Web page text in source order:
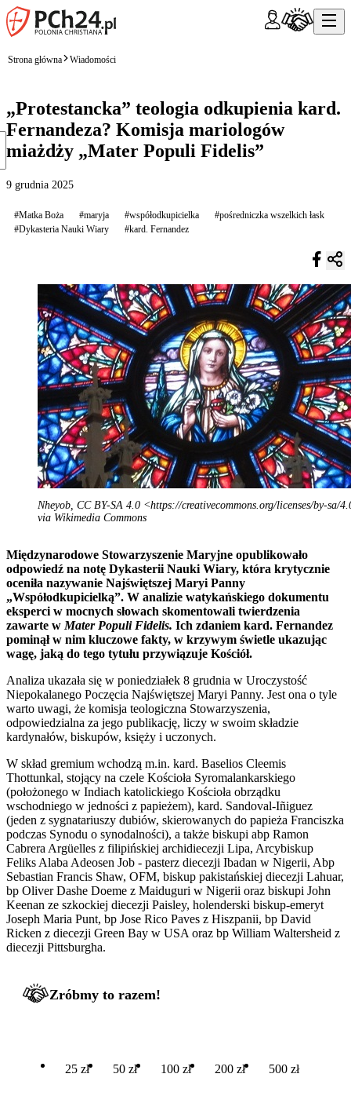
Strona główna Wiadomości
„Protestancka” teologia odkupienia kard.
Fernandeza? Komisja mariologów
miażdży „Mater Populi Fidelis”
9 grudnia 2025
#Matka Boża #maryja #współodkupicielka
#pośredniczka wszelkich łask
#Dykasteria Nauki Wiary
#kard. Fernandez
Nheyob, CC BY-SA 4.0 <https://creativecommons.org/licenses/by-sa/
via Wikimedia Commons
Międzynarodowe Stowarzyszenie Maryjne opublikowało
odpowiedź na notę Dykasterii Nauki Wiary, która krytycznie
oceniła nazywanie Najświętszej Maryi Panny
„Współodkupicielką”. W analizie watykańskiego dokumentu
eksperci w mocnych słowach skomentowali twierdzenia
zawarte w Mater Populi Fidelis. Ich zdaniem kard. Fernandez
pominął w nim kluczowe fakty, w krzywym świetle ukazując
wagę, jaką do tego tytułu przywiązuje Kościół.
Analiza ukazała się w poniedziałek 8 grudnia w Uroczystość
Niepokalanego Poczęcia Najświętszej Maryi Panny. Jest ona o tyle
warto uwagi, że komisja teologiczna Stowarzyszenia,
odpowiedzialna za jego publikację, liczy w swoim składzie
kardynałów, biskupów, księży i uczonych.
W skład gremium wchodzą m.in. kard. Baselios Cleemis
Thottunkal, stojący na czele Kościoła Syromalankarskiego
(położonego w Indiach katolickiego Kościoła obrządku
wschodniego w jedności z papieżem), kard. Sandoval-Iñiguez
(jeden z sygnatariuszy dubiów, skierowanych do papieża Franciszka
podczas Synodu o synodalności), a także biskupi abp Ramon
Cabrera Argüelles z filipińskiej archidiecezji Lipa, Arcybiskup
Feliks Alaba Adeosen Job - pasterz diecezji Ibadan w Nigerii, Abp
Sebastian Francis Shaw, OFM, biskup pakistańskiej diecezji Lahuar,
bp Oliver Dashe Doeme z Maiduguri w Nigerii oraz biskupi John
Keenan ze szkockiej diecezji Paisley, holenderski biskup-emeryt
Joseph Maria Punt, bp Jose Rico Paves z Hiszpanii, bp David
Ricken z diecezji Green Bay w USA oraz bp William Waltersheid z
diecezji Pittsburgha.
Zróbmy to razem!
25 zł 50 zł 100 zł 200 zł 500 zł